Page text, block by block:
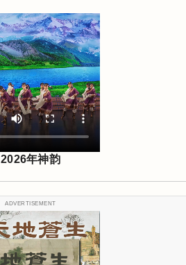
2026年神韵
ADVERTISEMENT